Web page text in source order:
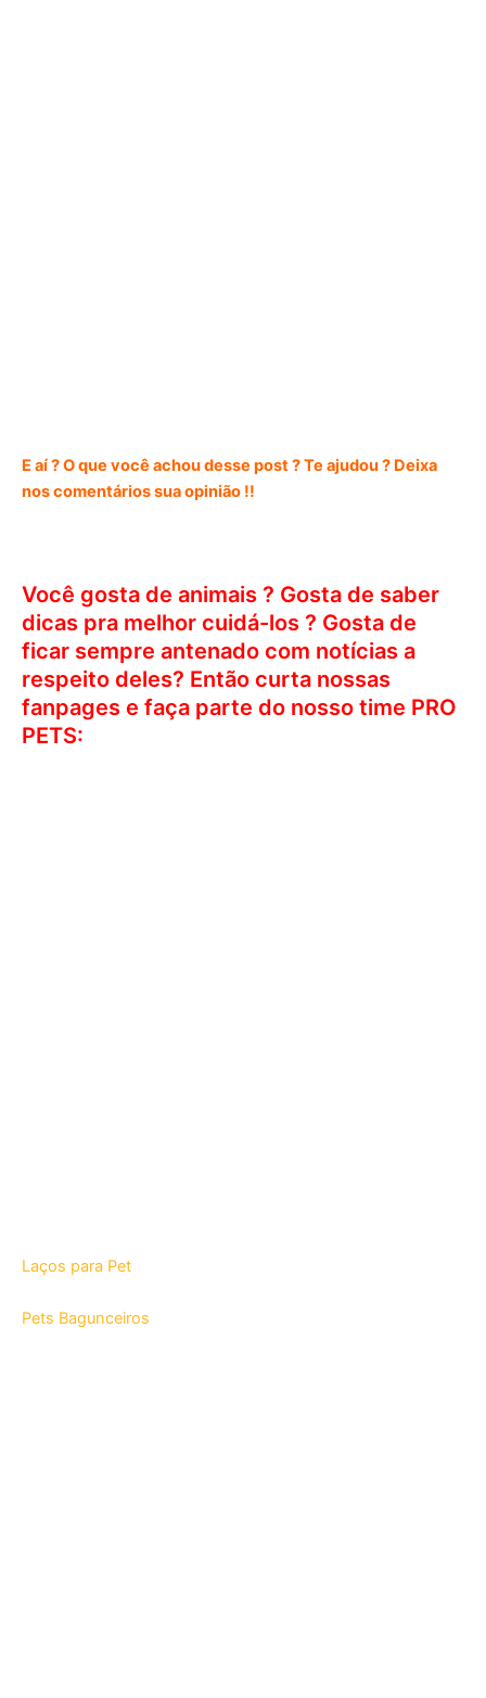
E aí ? O que você achou desse post ? Te ajudou ? Deixa
nos comentários sua opinião !!
Você gosta de animais ? Gosta de saber
dicas pra melhor cuidá-los ? Gosta de
ficar sempre antenado com notícias a
respeito deles? Então curta nossas
fanpages e faça parte do nosso time PRO
PETS:
Laços para Pet
Pets Bagunceiros